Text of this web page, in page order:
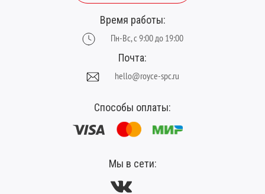
V-образная
бежево-серый
Ширина планки (мм):
180
Время работы:
Пн-Вс, с 9:00 до 19:00
Почта:
hello@royce-spc.ru
Способы оплаты:
Мы в сети: